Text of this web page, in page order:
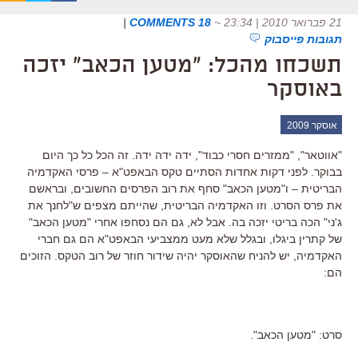
21 פברואר 2010 | 23:34 ~
18 COMMENTS
|
תגובות פייסבוק
תשכחו מהכל: "מטען הכאב" יזכה
באוסקר
אוסקר 2009
"אווטאר", "ממזרים חסרי כבוד", ידה ידה ידה. זה הכל כל כך היום
בבוקר. לפני דקות אחדות הסתיים טקס הבאפט"א – פרסי האקדמיה
הבריטית – ו"מטען הכאב" סחף את רוב הפרסים החשובים, ובראשם
את פרס הסרט. וזו האקדמיה הבריטית, שהייתם מצפים ש"לחנך את
ג'ני" הכה בריטי יזכה בה. אבל לא, גם הם נסחפו אחרי "מטען הכאב"
של קתרין ביגלו, ובגלל שלא מעט ממצביעי הבאפט"א הם גם חברי
האקדמיה, יש להניח שהאוסקר יהיה שידור חוזר של רוב הטקס. הזוכים
הם:
סרט: "מטען הכאב".